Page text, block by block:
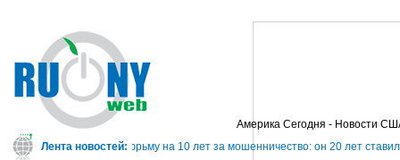
Америка Сегодня - Новости
Лента новостей:
ревматолог сядет в тюрьму на 10 лет за мошенничество: он 20 лет